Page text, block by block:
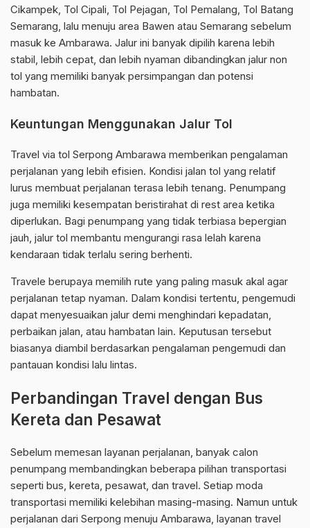
Cikampek, Tol Cipali, Tol Pejagan, Tol Pemalang, Tol Batang
Semarang, lalu menuju area Bawen atau Semarang sebelum
masuk ke Ambarawa. Jalur ini banyak dipilih karena lebih
stabil, lebih cepat, dan lebih nyaman dibandingkan jalur non
tol yang memiliki banyak persimpangan dan potensi
hambatan.
Keuntungan Menggunakan Jalur Tol
Travel via tol Serpong Ambarawa memberikan pengalaman
perjalanan yang lebih efisien. Kondisi jalan tol yang relatif
lurus membuat perjalanan terasa lebih tenang. Penumpang
juga memiliki kesempatan beristirahat di rest area ketika
diperlukan. Bagi penumpang yang tidak terbiasa bepergian
jauh, jalur tol membantu mengurangi rasa lelah karena
kendaraan tidak terlalu sering berhenti.
Travele berupaya memilih rute yang paling masuk akal agar
perjalanan tetap nyaman. Dalam kondisi tertentu, pengemudi
dapat menyesuaikan jalur demi menghindari kepadatan,
perbaikan jalan, atau hambatan lain. Keputusan tersebut
biasanya diambil berdasarkan pengalaman pengemudi dan
pantauan kondisi lalu lintas.
Perbandingan Travel dengan Bus
Kereta dan Pesawat
Sebelum memesan layanan perjalanan, banyak calon
penumpang membandingkan beberapa pilihan transportasi
seperti bus, kereta, pesawat, dan travel. Setiap moda
transportasi memiliki kelebihan masing-masing. Namun untuk
perjalanan dari Serpong menuju Ambarawa, layanan travel